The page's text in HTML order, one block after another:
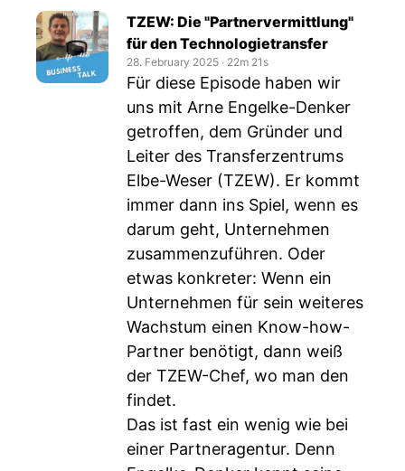
TZEW: Die "Partnervermittlung"
für den Technologietransfer
28. February 2025 ‧ 22m 21s
Für diese Episode haben wir
uns mit Arne Engelke-Denker
getroffen, dem Gründer und
Leiter des Transferzentrums
Elbe-Weser (TZEW). Er kommt
immer dann ins Spiel, wenn es
darum geht, Unternehmen
zusammenzuführen. Oder
etwas konkreter: Wenn ein
Unternehmen für sein weiteres
Wachstum einen Know-how-
Partner benötigt, dann weiß
der TZEW-Chef, wo man den
findet.
Das ist fast ein wenig wie bei
einer Partneragentur. Denn